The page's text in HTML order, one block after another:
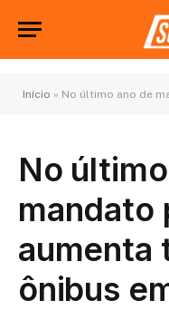
Início » No último ano de
No
mandato
aumenta
ônibus